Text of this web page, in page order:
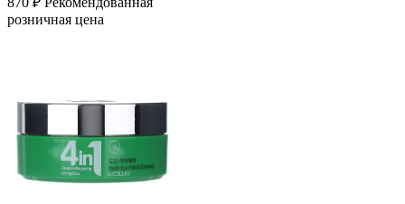
розничная цена